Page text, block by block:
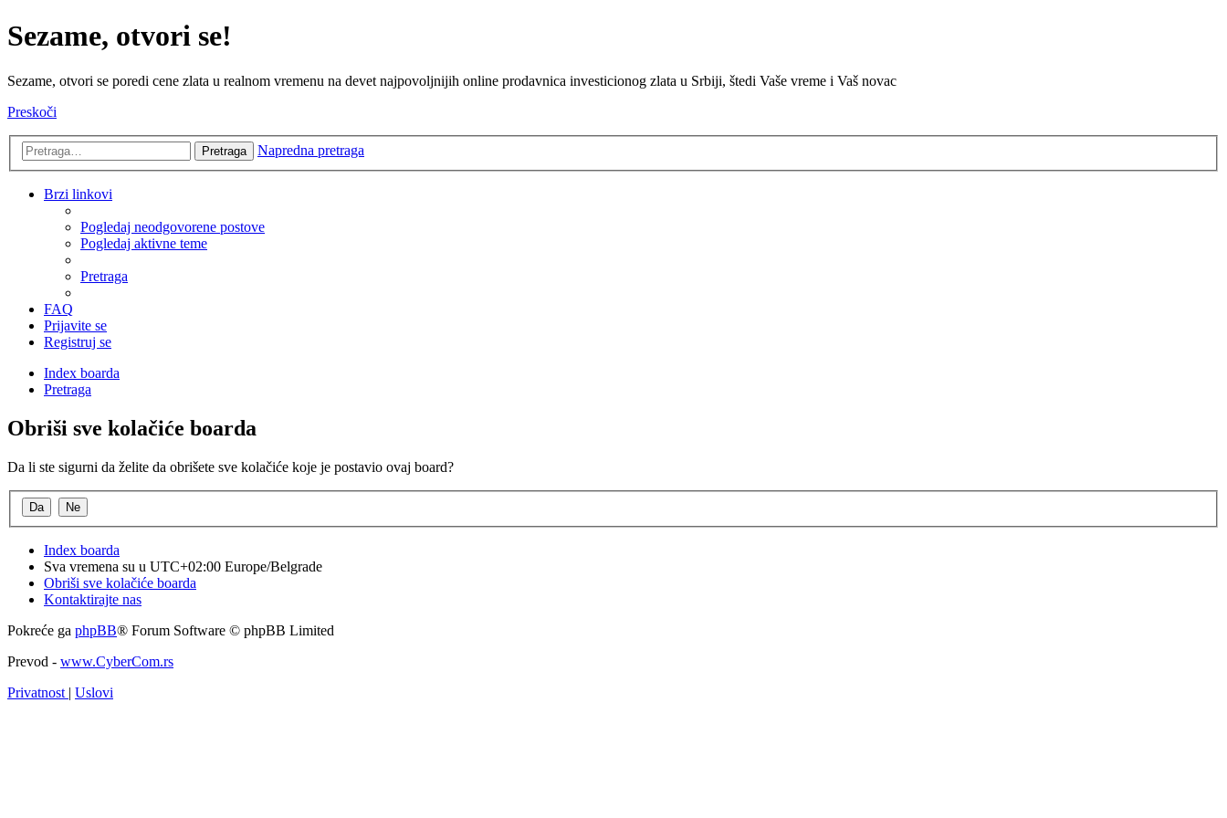
Sezame, otvori se!
Sezame, otvori se poredi cene zlata u realnom vremenu na devet najpovoljnijih online prodavnica investicionog zlata u Srbiji, štedi Vaše vreme i Vaš novac
Preskoči
Pretraga Napredna pretraga
Brzi linkovi
Pogledaj neodgovorene postove
Pogledaj aktivne teme
Pretraga
FAQ
Prijavite se
Registruj se
Index boarda
Pretraga
Obriši sve kolačiće boarda
Da li ste sigurni da želite da obrišete sve kolačiće koje je postavio ovaj board?
Index boarda
Sva vremena su u UTC+02:00 Europe/Belgrade
Obriši sve kolačiće boarda
Kontaktirajte nas
Pokreće ga phpBB® Forum Software © phpBB Limited
Prevod - www.CyberCom.rs
Privatnost | Uslovi